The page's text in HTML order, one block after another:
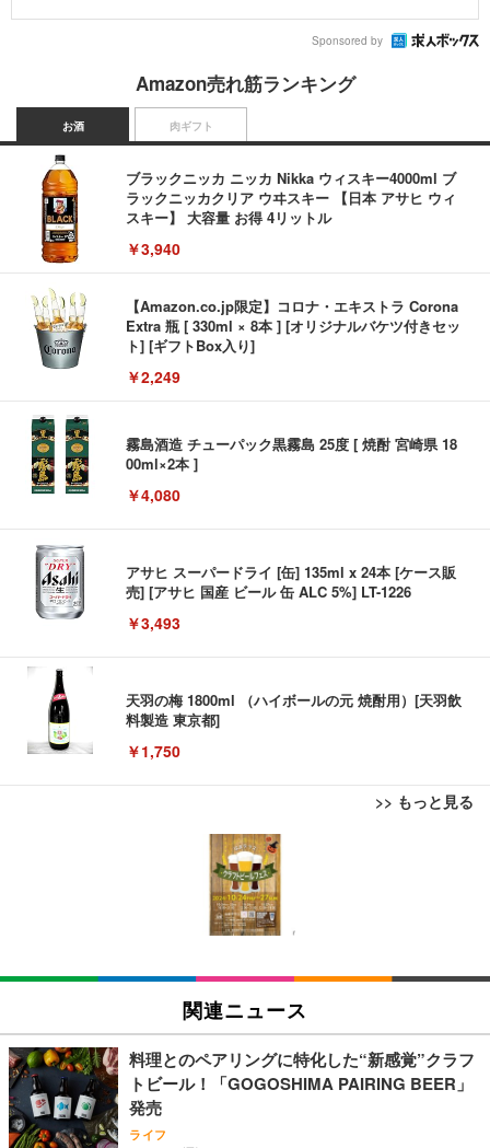
Sponsored by
Amazon売れ筋ランキング
お酒
ブラックニッカ ニッカ Nikka ウィスキー4000ml ブ
ラックニッカクリア ウヰスキー 【日本 アサヒ ウィ
スキー】 大容量 お得 4リットル
￥3,940
【Amazon.co.jp限定】コロナ・エキストラ Corona
Extra 瓶 [ 330ml × 8本 ] [オリジナルバケツ付きセッ
ト] [ギフトBox入り]
￥2,249
霧島酒造 チューパック黒霧島 25度 [ 焼酎 宮崎県 18
00ml×2本 ]
￥4,080
アサヒ スーパードライ [缶] 135ml x 24本 [ケース販
売] [アサヒ 国産 ビール 缶 ALC 5%] LT-1226
￥3,493
天羽の梅 1800ml （ハイボールの元 焼酎用）[天羽飲
料製造 東京都]
￥1,750
>> もっと見る
肉ギフト
松阪牛 グルメ ハンバーグ 【誕生日ギフトセット】
誕生日プレゼント 高級 ハンバーグ 肉 ギフト 牛肉
食べ物 冷凍 高級 内祝 お返し 人気 お取り寄せ グル
メ 出産 男性 土産 女性 お父さん お母さん
松阪牛 グルメ ハンバーグ【オレンジ花束カード】
べ物 冷凍 高級 プレゼント 内祝 お返し 人気 お取り
寄せ グルメ
父の日ギフト 松阪牛 グルメ ハンバーグ【父の日短
冊 ブルー花束カード】父の日 食べ物 肉 父 お父さん
お取り寄せグルメ おつまみ ハンバーグギフト 冷凍
関連ニュース
料理とのペアリングに特化した“新感覚”クラフ
トビール！「GOGOSHIMA PAIRING BEER」
発売
ライフ